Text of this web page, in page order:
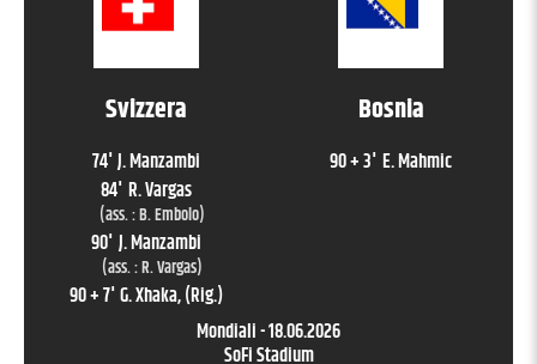
Svizzera
74' J. Manzambi
84' R. Vargas
(ass. :B. Embolo)
90' J. Manzambi
(ass. :R. Vargas)
90 + 7' G. Xhaka, (Rig.)
Bosnia
90 + 3' E. Mahmic
Mondiali-18.06.2026
SoFi Stadium